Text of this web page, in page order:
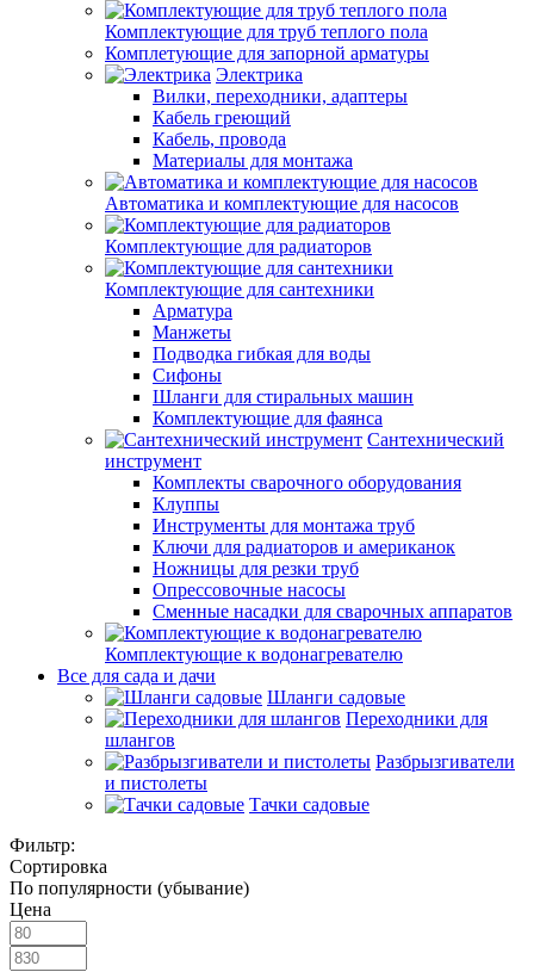
Комплектующие для труб теплого пола
Комплетующие для запорной арматуры
Электрика
Вилки, переходники, адаптеры
Кабель греющий
Кабель, провода
Материалы для монтажа
Автоматика и комплектующие для насосов
Комплектующие для радиаторов
Комплектующие для сантехники
Арматура
Манжеты
Подводка гибкая для воды
Сифоны
Шланги для стиральных машин
Комплектующие для фаянса
Сантехнический
инструмент
Комплекты сварочного оборудования
Клуппы
Инструменты для монтажа труб
Ключи для радиаторов и американок
Ножницы для резки труб
Опрессовочные насосы
Сменные насадки для сварочных аппаратов
Комплектующие к водонагревателю
Все для сада и дачи
Шланги садовые
Переходники для
шлангов
Разбрызгиватели
и пистолеты
Тачки садовые
Фильтр:
Сортировка
По популярности (убывание)
Цена